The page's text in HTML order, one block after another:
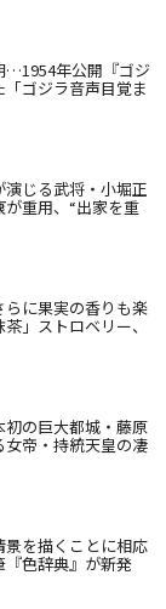
…1954年公開『ゴジ
ゴジラ音声目覚ま
演じる武将・小堀正
重用、“出家を重
らに果実の香りも楽
」ストロベリー、
の巨大都城・藤原
帝・持統天皇の凄
景を描くことに相応
『色辞典』が新発